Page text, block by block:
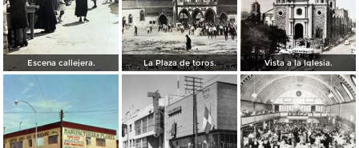
Escena callejera. La Plaza de toros. Vista a la Iglesia.